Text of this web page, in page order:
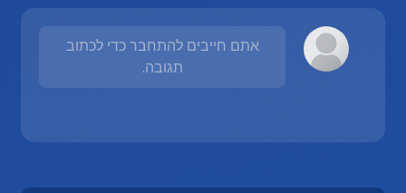
אתם חייבים להתחבר כדי לכתוב
תגובה.